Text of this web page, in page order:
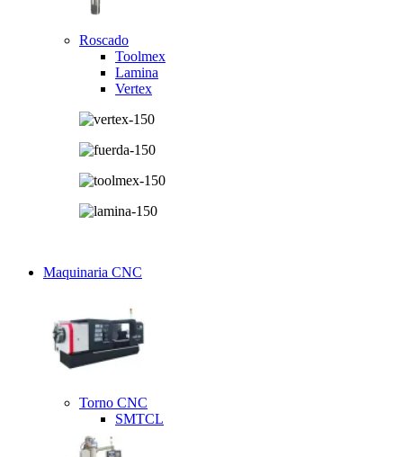
Roscado
Toolmex
Lamina
Vertex
Maquinaria CNC
Torno CNC
SMTCL